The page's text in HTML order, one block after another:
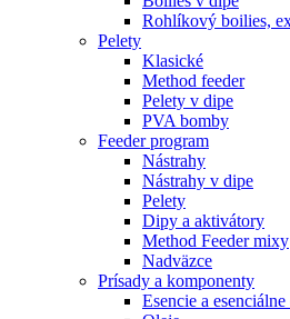
Rohlíkový boilies,
Pelety
Klasické
Method feeder
Pelety v dipe
PVA bomby
Feeder program
Nástrahy
Nástrahy v dipe
Pelety
Dipy a aktivátory
Method Feeder mixy
Nadväzce
Prísady a komponenty
Esencie a